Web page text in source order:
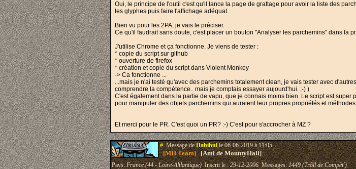
Oui, le principe de l'outil c'est qu'il lance la page de grattage pour avoir la liste des
les glyphes puis faire l'affichage adéquat.
Bien vu pour les 2PA, je vais le préciser.
Ce qu'il faudrait sans doute, c'est placer un bouton "Analyser les parchemins" dans la
J'utilise Chrome et ça fonctionne. Je viens de tester :
* copie du script sur github
* ouverture de firefox
* création et copie du script dans Violent Monkey
-> Ca fonctionne ...
...mais je n'ai testé qu'avec des parchemins totalement clean, je vais tester avec
comprendre la compétence.. mais je comptais essayer aujourd'hui. ;-) )
C'est également dans la partie de vapu, que je connais moins bien. Le script est
pour manipuler des objets parchemins qui auraient leur propres propriétés et
Et merci pour le PR. C'est quoi un PR? :-) C'est pour s'accrocher à MZ ?
#.Message deDabihulle 06-06-2019 à 11:05
[MH Team][Ami de MountyHall]
Pays:France (44 - Loire-Altlantique)Inscrit le :29-12-2006Messages:1449 (Trõll de Compèt')